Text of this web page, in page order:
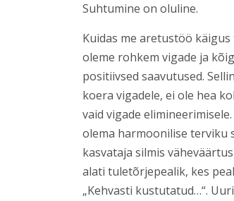
Suhtumine on oluline.
Kuidas me aretustöö
oleme rohkem vigade ja
positiivsed saavutused.
koera vigadele, ei ole hea
vaid vigade
olema harmoonilise terviku
kasvataja silmis
alati tuletõrjepealik, kes
„Kehvasti kustutatud…“.